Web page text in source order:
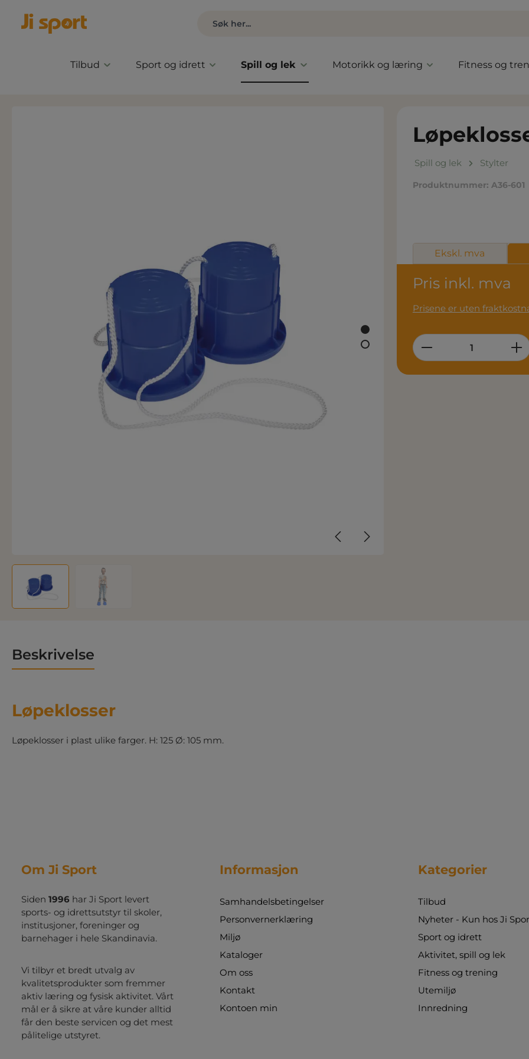
Tilbud Sport og idrett Spill og lek Motorikk og læring Fitness og
Spill og lek Stylter
Produktnummer: A36-601
Pris inkl. mva
Prisene er uten
Ekskl. mva
Product
Beskrivelse
Løpeklosser
Løpeklosser i plast ulike farger. H: 125 Ø: 105 mm.
Om Ji Sport
Siden 1996 har Ji Sport levert
sports- og idrettsutstyr til skoler,
institusjoner, foreninger og
barnehager i hele Skandinavia.
Vi tilbyr et bredt utvalg av
kvalitetsprodukter som fremmer
aktiv læring og fysisk aktivitet. Vårt
mål er å sikre at våre kunder alltid
får den beste servicen og det mest
pålitelige utstyret.
Informasjon
Samhandelsbetingelser
Personvernerklæring
Miljø
Kataloger
Om oss
Kontakt
Kontoen min
Kategorier
Tilbud
Nyheter - Kun hos Ji
Sport og idrett
Aktivitet, spill og lek
Fitness og trening
Utemiljø
Innredning